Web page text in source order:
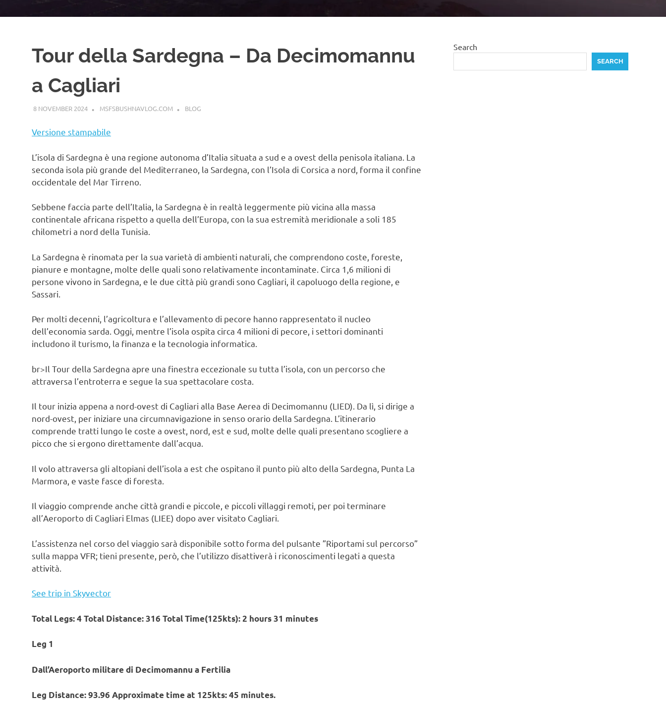
Tour della Sardegna – Da Decimomannu
a Cagliari
8 NOVEMBER 2024 MSFSBUSHNAVLOG.COM BLOG
Versione stampabile
L’isola di Sardegna è una regione autonoma d’Italia situata a sud e a ovest della penisola italiana. La
seconda isola più grande del Mediterraneo, la Sardegna, con l’Isola di Corsica a nord, forma il confine
occidentale del Mar Tirreno.
Sebbene faccia parte dell’Italia, la Sardegna è in realtà leggermente più vicina alla massa
continentale africana rispetto a quella dell’Europa, con la sua estremità meridionale a soli 185
chilometri a nord della Tunisia.
La Sardegna è rinomata per la sua varietà di ambienti naturali, che comprendono coste, foreste,
pianure e montagne, molte delle quali sono relativamente incontaminate. Circa 1,6 milioni di
persone vivono in Sardegna, e le due città più grandi sono Cagliari, il capoluogo della regione, e
Sassari.
Per molti decenni, l’agricoltura e l’allevamento di pecore hanno rappresentato il nucleo
dell’economia sarda. Oggi, mentre l’isola ospita circa 4 milioni di pecore, i settori dominanti
includono il turismo, la finanza e la tecnologia informatica.
br>Il Tour della Sardegna apre una finestra eccezionale su tutta l’isola, con un percorso che
attraversa l’entroterra e segue la sua spettacolare costa.
Il tour inizia appena a nord-ovest di Cagliari alla Base Aerea di Decimomannu (LIED). Da lì, si dirige a
nord-ovest, per iniziare una circumnavigazione in senso orario della Sardegna. L’itinerario
comprende tratti lungo le coste a ovest, nord, est e sud, molte delle quali presentano scogliere a
picco che si ergono direttamente dall’acqua.
Il volo attraversa gli altopiani dell’isola a est che ospitano il punto più alto della Sardegna, Punta La
Marmora, e vaste fasce di foresta.
Il viaggio comprende anche città grandi e piccole, e piccoli villaggi remoti, per poi terminare
all’Aeroporto di Cagliari Elmas (LIEE) dopo aver visitato Cagliari.
L’assistenza nel corso del viaggio sarà disponibile sotto forma del pulsante ”Riportami sul percorso”
sulla mappa VFR; tieni presente, però, che l’utilizzo disattiverà i riconoscimenti legati a questa
attività.
See trip in Skyvector
Total Legs: 4 Total Distance: 316 Total Time(125kts): 2 hours 31 minutes
Leg 1
Dall’Aeroporto militare di Decimomannu a Fertilia
Leg Distance: 93.96 Approximate time at 125kts: 45 minutes.
Search
SEARCH